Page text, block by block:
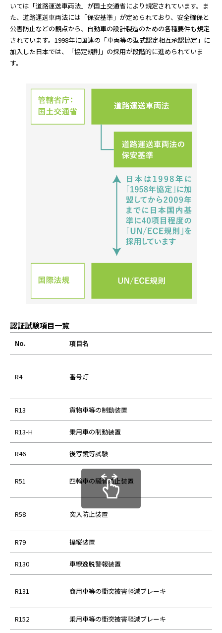
いては「道路運送車両法」が国土交通省により規定されています。ま
た、道路運送車両法には「保安基準」が定められており、安全確保と
公害防止などの観点から、自動車の設計製造のための各種要件も規定
されています。1998年に国連の「車両等の型式認定相互承認協定」に
加入した日本では、「協定規則」の採用が段階的に進められていま
す。
認証試験項目一覧
No. 項目名
R4 番号灯
R13 貨物車等の制動装置
R13-H 乗用車の制動装置
R46 後写鏡等試験
R51 四輪車の騒音防止装置
R58 突入防止装置
R79 操縦装置
R130 車線逸脱警報装置
R131 商用車等の衝突被害軽減ブレーキ
R152 乗用車等の衝突被害軽減ブレーキ